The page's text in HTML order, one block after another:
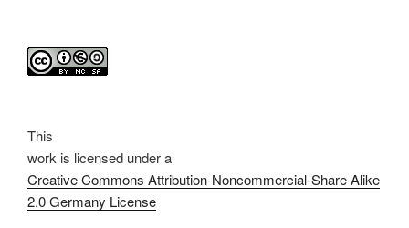
This
work is licensed under a
Creative Commons Attribution-Noncommercial-Share Alike
2.0 Germany License